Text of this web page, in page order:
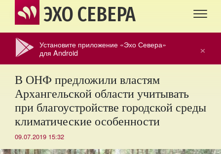
ЭХО СЕВЕРА
×
Установите приложение «Эхо Севера»
для Android
В ОНФ предложили властям
Архангельской области учитывать
при благоустройстве городской среды
климатические особенности
09.07.2019 15:32